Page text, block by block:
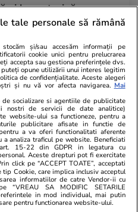
și la motorină
14:05
de micro-vacanțe
Care este bugetul
14:04
o escrocherie nouă
amenințat cu
tale personale să rămână
stocăm și/sau accesăm informații pe
cookie unici pentru prelucrarea
accepta sau gestiona preferințele dvs.
opune utilizării unui interes legitim
de confidențialitate. Aceste alegeri
și nu vă vor afecta navigarea. Mai
socializare si agentiile de publicitate
nostri de servicii de date analitice)
website-ului sa functioneze, pentru a
publicitare afisate in functie de
a va oferi functionalitati aferente
analiza traficul pe website. Beneficiati
15-22 din GDPR in legatura cu
Aceste drepturi pot fi exercitate
click pe “ACCEPT TOATE”, acceptati
Cookie, care implica inclusiv acceptul
informatiilor de catre Vendor-ii cu
“VREAU SA MODIFIC SETARILE
in mod individual, mai putin
pentru functionarea website-ului.